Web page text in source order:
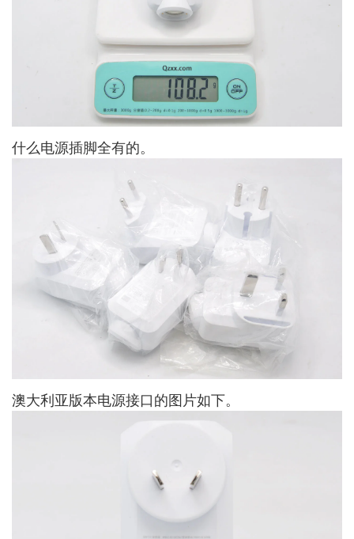
什么电源插脚全有的。
澳大利亚版本电源接口的图片如下。